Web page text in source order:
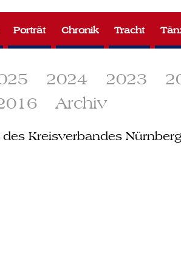
2024 2023
Archiv
Porträt Chronik Tracht
Kreisverbandes